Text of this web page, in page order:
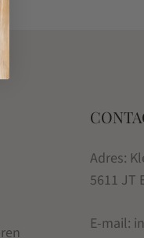
Adres:
5611 JT
E-mail: